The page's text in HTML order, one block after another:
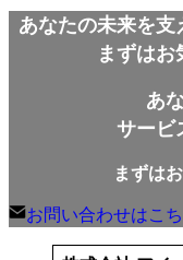
あなたの未来を支
まずはお
あ
サービ
まずは
お問い合わせはこ